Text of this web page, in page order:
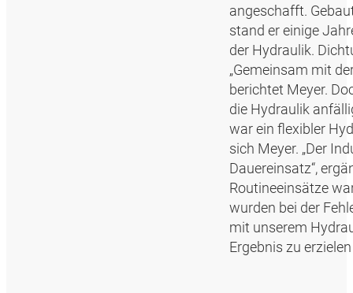
angeschafft.
stand er einige
der Hydraulik.
„Gemeinsam mit
berichtet Meyer.
die Hydraulik
war ein flexibler
sich Meyer. „Der
Dauereinsatz“,
Routineeinsätze
wurden bei der
mit unserem
Ergebnis zu